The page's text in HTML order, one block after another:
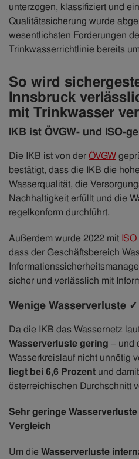
unterzogen, klassifiziert und
Qualitätssicherung wurde
wesentlichsten Forderungen
Trinkwasserrichtlinie bereits
So wird
Innsbruck
mit Trinkwasser
IKB ist ÖVGW- und ISO-
Die IKB ist von derÖVGW
bestätigt, dass die IKB die
Wasserqualität, die
Nachhaltigkeit erfüllt und die
regelkonform durchführt.
Außerdem wurde 2022 mit
dass der Geschäftsbereich
sicher und verlässlich mit
Wenige Wasserverluste ✓
Da die IKB das Wassernetz
Wasserverluste gering – und
Wasserkreislauf nicht unnötig
liegt bei 6,6 Prozent und
österreichischen Durchschnitt
Sehr geringe
Vergleich
Um die Wasserverluste